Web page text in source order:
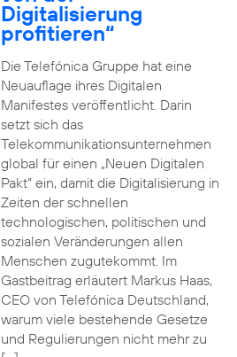
Digitalisierung
profitieren“
Die Telefónica Gruppe hat eine
Neuauflage ihres Digitalen
Manifestes veröffentlicht. Darin
setzt sich das
Telekommunikationsunternehmen
global für einen „Neuen Digitalen
Pakt“ ein, damit die Digitalisierung in
Zeiten der schnellen
technologischen, politischen und
sozialen Veränderungen allen
Menschen zugutekommt. Im
Gastbeitrag erläutert Markus Haas,
CEO von Telefónica Deutschland,
warum viele bestehende Gesetze
und Regulierungen nicht mehr zu